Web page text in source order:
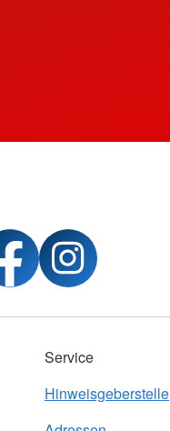
Service
Hinweisgeberstelle